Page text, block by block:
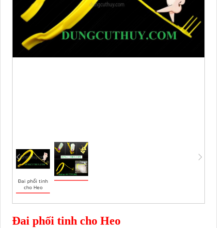
Đai phối tinh
cho Heo
Đai phối tinh cho Heo